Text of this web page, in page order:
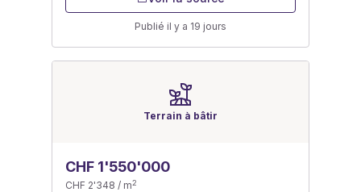
Publié il y a 19 jours
Terrain à bâtir
CHF 1'550'000
CHF 2'348 / m2